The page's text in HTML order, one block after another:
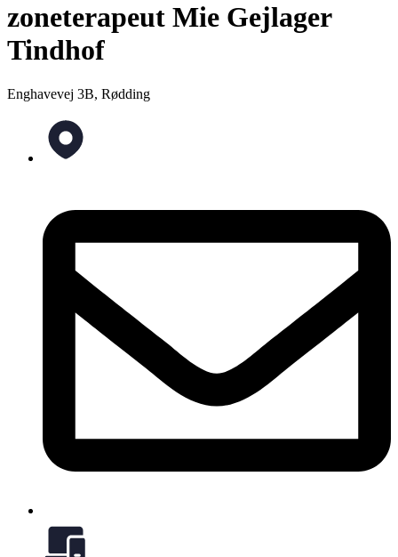
zoneterapeut Mie Gejlager
Tindhof
Enghavevej 3B, Rødding